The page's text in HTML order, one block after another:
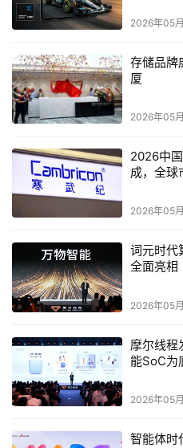
面非常方便，通过该软件方
况，有效减少系统的安全隐患
部件，长城智能服务器管理软
户摆脱现场维护的束缚，有
该软件具有多种故障报警方
有效地降低管理成本。通过
理软件，用户能够随时随地对
深入合作，无论是公司治理
长城都有了长足的进步。长城
于同一条生产线，而且采用
城一样坚实而厚重，令人放
服务器家族的卓越代表。
2026年05
存储品牌
厦
2026年05
2026中
成，全球
2026年05
词元时代
全面亮相
2026年05
摩尔线程
能SoC为
2026年05
智能体时